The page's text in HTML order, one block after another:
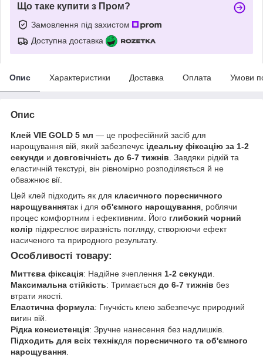
Що таке купити з Пром?
Замовлення під захистом
Доступна доставка
Опис Характеристики Доставка Оплата Умови
Опис
Клей VIE GOLD 5 мл — це професійний засіб для
нарощування вій, який забезпечує ідеальну фіксацію за 1-2
секунди и довговічність до 6-7 тижнів . Завдяки рідкій та
еластичній текстурі, він рівномірно розподіляється й не
обважнює вії.
Цей клей підходить як для класичного поресничного
нарощуваннятак і для об'ємного нарощування , роблячи
процес комфортним і ефективним. Його глибокий чорний
колір підкреслює виразність погляду, створюючи ефект
насиченого та природного результату.
Особливості товару:
Миттєва фіксація: Надійне зчеплення 1-2 секунди
Максимальна стійкість: Тримається до 6-7 тижнів без
втрати якості.
Еластична формула: Гнучкість клею забезпечує природний
вигин вій.
Рідка консистенція: Зручне нанесення без надлишків.
Підходить для всіх технікдля поресничного та об'ємного
нарощування